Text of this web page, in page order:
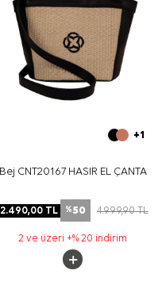
+1
Bej CNT20167 HASIR EL ÇANTA
2.490,00TL %50 4.999,90TL
2 ve üzeri +% 20 indirim